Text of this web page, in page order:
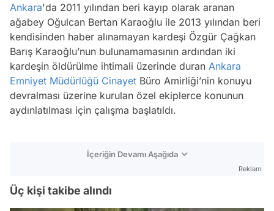
Ankara'da 2011 yılından beri kayıp olarak aranan
ağabey Oğulcan Bertan Karaoğlu ile 2013 yılından beri
kendisinden haber alınamayan kardeşi Özgür Çağkan
Barış Karaoğlu’nun bulunamamasının ardından iki
kardeşin öldürülme ihtimali üzerinde duran Ankara
Emniyet Müdürlüğü Cinayet Büro Amirliği’nin konuyu
devralması üzerine kurulan özel ekiplerce konunun
aydınlatılması için çalışma başlatıldı.
İçeriğin Devamı Aşağıda
Reklam
Üç kişi takibe alındı